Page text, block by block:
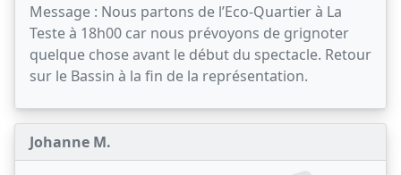
Message : Nous partons de l’Eco-Quartier à La
Teste à 18h00 car nous prévoyons de grignoter
quelque chose avant le début du spectacle. Retour
sur le Bassin à la fin de la représentation.
Johanne M.